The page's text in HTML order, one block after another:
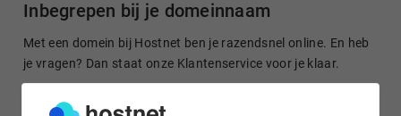
Inbegrepen bij je domeinnaam
Met een domein bij Hostnet ben je razendsnel online. En heb
je vragen? Dan staat onze Klantenservice voor je klaar.